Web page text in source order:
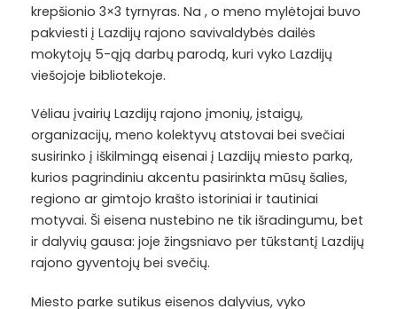
krepšionio 3×3 tyrnyras. Na , o meno mylėtojai buvo
pakviesti į Lazdijų rajono savivaldybės dailės
mokytojų 5-ąją darbų parodą, kuri vyko Lazdijų
viešojoje bibliotekoje.
Vėliau įvairių Lazdijų rajono įmonių, įstaigų,
organizacijų, meno kolektyvų atstovai bei svečiai
susirinko į iškilmingą eisenai į Lazdijų miesto parką,
kurios pagrindiniu akcentu pasirinkta mūsų šalies,
regiono ar gimtojo krašto istoriniai ir tautiniai
motyvai. Ši eisena nustebino ne tik išradingumu, bet
ir dalyvių gausa: joje žingsniavo per tūkstantį Lazdijų
rajono gyventojų bei svečių.
Miesto parke sutikus eisenos dalyvius, vyko